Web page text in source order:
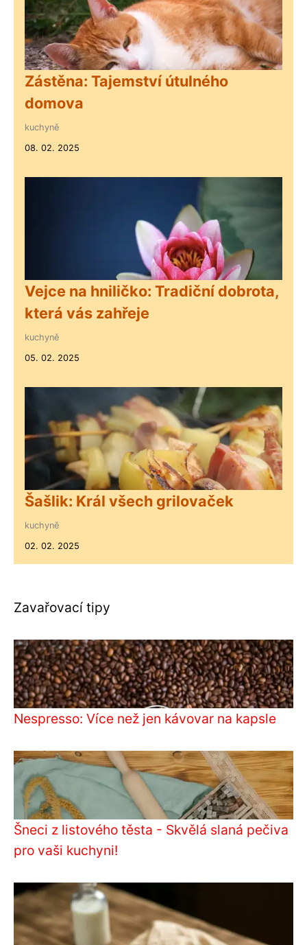
Zástěna: Tajemství útulného
domova
kuchyně
08. 02. 2025
Vejce na hniličko: Tradiční dobrota,
která vás zahřeje
kuchyně
05. 02. 2025
Šašlik: Král všech grilovaček
kuchyně
02. 02. 2025
Zavařovací tipy
Nespresso: Více než jen kávovar na kapsle
Šneci z listového těsta - Skvělá slaná pečiva
pro vaši kuchyni!